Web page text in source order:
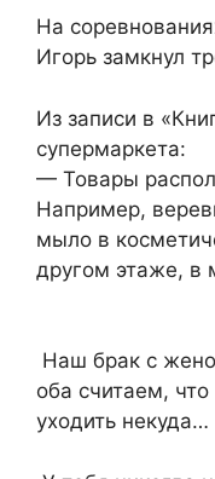
На
Игорь замкнул
Из записи в
супермаркета:
— Товары
Например,
мыло в
другом этаже, в
Наш брак с
оба считаем,
уходить некуда…